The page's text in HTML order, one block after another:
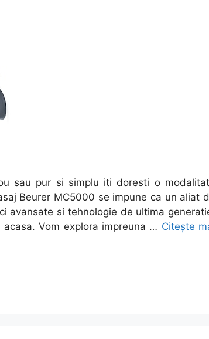
sau pur si simplu iti doresti o
Beurer MC5000 se impune ca un aliat
avansate si tehnologie de ultima
Vom explora impreuna … Citește